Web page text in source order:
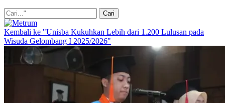
Kembali ke "Unisba Kukuhkan Lebih dari 1.200 Lulusan pada
Wisuda Gelombang I 2025/2026"